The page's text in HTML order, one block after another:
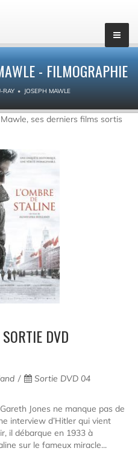
- FILMOGRAPHIE
RAY JOSEPH MAWLE
ses derniers films sortis
DVD
Sortie DVD 04
Jones ne manque pas de
interview d’Hitler qui vient
il débarque en 1933 à
sur le fameux miracle...